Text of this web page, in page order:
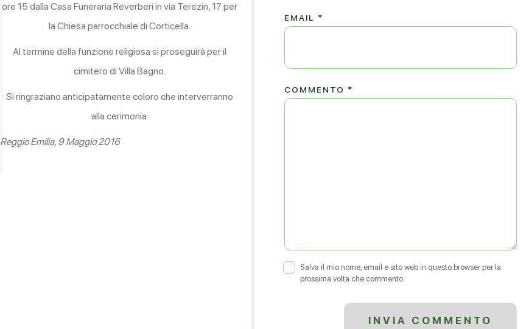
ore 15 dalla Casa Funeraria Reverberi in via Terezin, 17 per
la Chiesa parrocchiale di Corticella.
Al termine della funzione religiosa si proseguirà per il
cimitero di Villa Bagno.
Si ringraziano anticipatamente coloro che interverranno
alla cerimonia.
Reggio Emilia, 9 Maggio 2016
COMMENTO *
EMAIL *
Salva il mio nome, email e sito web in questo browser per la
prossima volta che commento.